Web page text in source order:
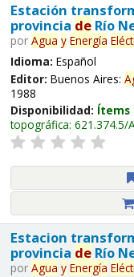
Estación
provincia deRío
por Agua y Energía
Idioma: Español
Editor: Buenos Aires:
1988
Disponibilidad: Ítems
topográfica: 621.374.5/
Estacion
provincia deRío
por Agua y Energía